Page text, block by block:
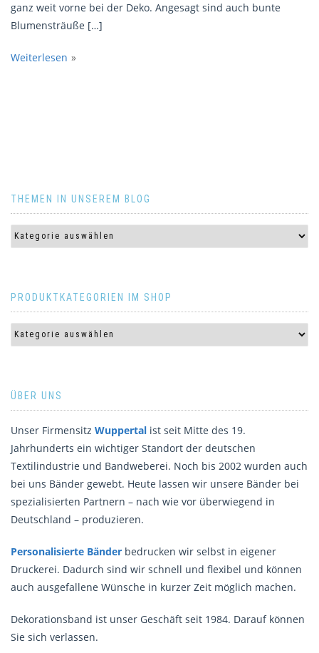
ganz weit vorne bei der Deko. Angesagt sind auch bunte
Blumensträuße […]
Weiterlesen
THEMEN IN UNSEREM BLOG
PRODUKTKATEGORIEN IM SHOP
ÜBER UNS
Unser Firmensitz Wuppertal ist seit Mitte des 19.
Jahrhunderts ein wichtiger Standort der deutschen
Textilindustrie und Bandweberei. Noch bis 2002 wurden auch
bei uns Bänder gewebt. Heute lassen wir unsere Bänder bei
spezialisierten Partnern – nach wie vor überwiegend in
Deutschland – produzieren.
Personalisierte Bänder bedrucken wir selbst in eigener
Druckerei. Dadurch sind wir schnell und flexibel und können
auch ausgefallene Wünsche in kurzer Zeit möglich machen.
Dekorationsband ist unser Geschäft seit 1984. Darauf können
Sie sich verlassen.